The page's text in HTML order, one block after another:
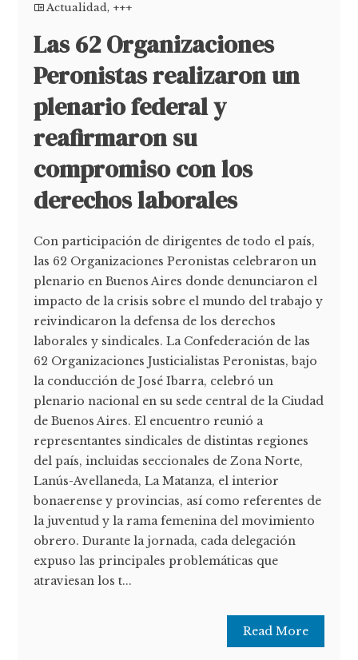
Actualidad, +++
Las 62 Organizaciones
Peronistas realizaron un
plenario federal y
reafirmaron su
compromiso con los
derechos laborales
Con participación de dirigentes de todo el país,
las 62 Organizaciones Peronistas celebraron un
plenario en Buenos Aires donde denunciaron el
impacto de la crisis sobre el mundo del trabajo y
reivindicaron la defensa de los derechos
laborales y sindicales. La Confederación de las
62 Organizaciones Justicialistas Peronistas, bajo
la conducción de José Ibarra, celebró un
plenario nacional en su sede central de la Ciudad
de Buenos Aires. El encuentro reunió a
representantes sindicales de distintas regiones
del país, incluidas seccionales de Zona Norte,
Lanús-Avellaneda, La Matanza, el interior
bonaerense y provincias, así como referentes de
la juventud y la rama femenina del movimiento
obrero. Durante la jornada, cada delegación
expuso las principales problemáticas que
atraviesan los t...
Read More